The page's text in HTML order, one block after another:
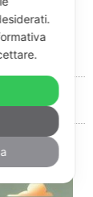
05:09